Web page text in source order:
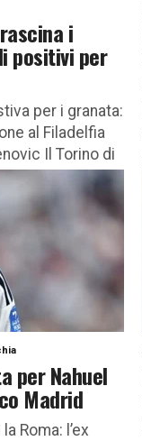
i
positivi per
per i granata:
al Filadelfia
Il Torino di
per Nahuel
Madrid
Roma: l’ex